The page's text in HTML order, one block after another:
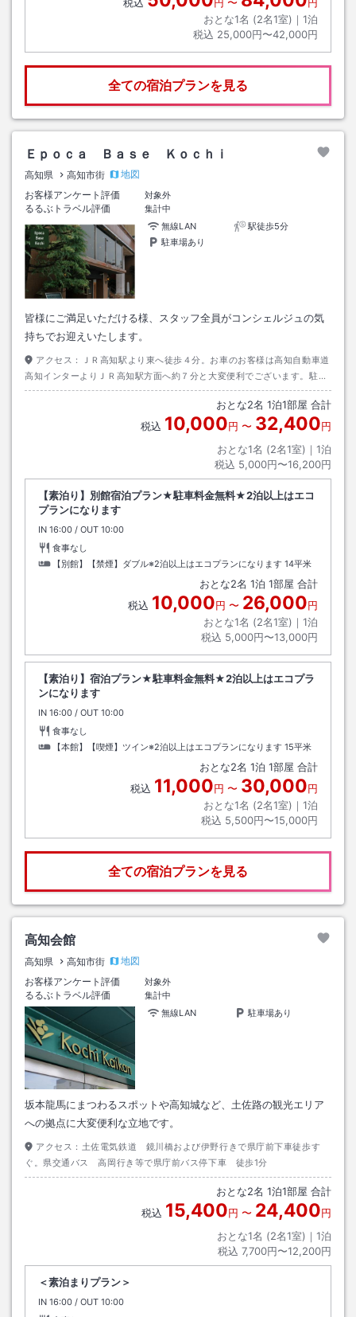
おとな1名 (2名1室)｜ 1泊
税込 25,000円〜42,000円
全ての宿泊プランを見る
Ｅｐｏｃａ Ｂａｓｅ Ｋｏｃｈｉ
高知県 高知市街
地図
お客様アンケート評価
対象外
るるぶトラベル評価
集計中
無線LAN
駅徒歩5分
駐車場あり
皆様にご満足いただける様、スタッフ全員がコンシェルジュの気
持ちでお迎えいたします。
アクセス：
ＪＲ高知駅より東へ徒歩４分。お車のお客様は高知自動車道
高知インターよりＪＲ高知駅方面へ約７分と大変便利でございます。駐車
場に余裕の無い場合は近隣の有料駐車場をご利用ください。
おとな2名 1泊1部屋 合計
税込 10,000円 〜 32,400円
おとな1名 (2名1室)｜ 1泊
税込 5,000円〜16,200円
【素泊り】別館宿泊プラン★駐車料金無料★2泊以上はエコ
プランになります
IN チェックイン
16:00 / OUT チェックアウト
10:00
食事なし
【別館】【禁煙】ダブル※2泊以上はエコプランになります 14平米
おとな2名 1泊 1部屋 合計
税込 10,000円 〜 26,000円
おとな1名 (2名1室)｜ 1泊
税込 5,000円〜13,000円
【素泊り】宿泊プラン★駐車料金無料★2泊以上はエコプラ
ンになります
IN チェックイン
16:00 / OUT チェックアウト
10:00
食事なし
【本館】【喫煙】ツイン※2泊以上はエコプランになります 15平米
おとな2名 1泊 1部屋 合計
税込 11,000円 〜 30,000円
おとな1名 (2名1室)｜ 1泊
税込 5,500円〜15,000円
全ての宿泊プランを見る
高知会館
高知県 高知市街
地図
お客様アンケート評価
対象外
るるぶトラベル評価
集計中
無線LAN
駐車場あり
坂本龍馬にまつわるスポットや高知城など、土佐路の観光エリア
への拠点に大変便利な立地です。
アクセス： 土佐電気鉄道 鏡川橋および伊野行きで県庁前下車徒歩す
ぐ。県交通バス 高岡行き等で県庁前バス停下車 徒歩1分
おとな2名 1泊1部屋 合計
税込 15,400円 〜 24,400円
おとな1名 (2名1室)｜ 1泊
税込 7,700円〜12,200円
＜素泊まりプラン＞
IN チェックイン
16:00 / OUT チェックアウト
10:00